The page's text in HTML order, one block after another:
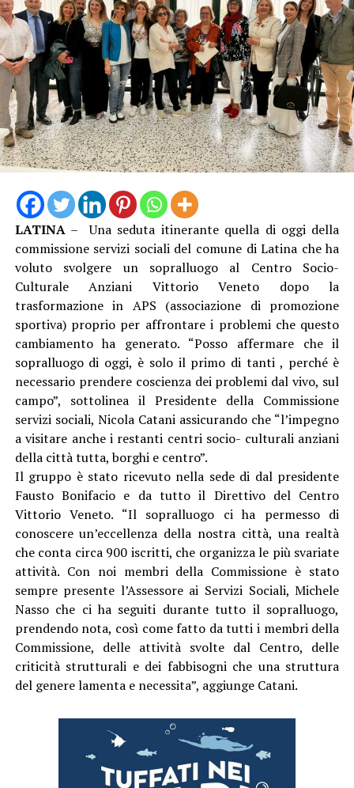
LATINA– Una seduta itinerante quella di oggi della
commissione servizi sociali del comune di Latina che ha
voluto svolgere un sopralluogo al Centro Socio-
Culturale Anziani Vittorio Veneto dopo la
trasformazione in APS (associazione di promozione
sportiva) proprio per affrontare i problemi che questo
cambiamento ha generato. “Posso affermare che il
sopralluogo di oggi, è solo il primo di tanti , perché è
necessario prendere coscienza dei problemi dal vivo, sul
campo”, sottolinea il Presidente della Commissione
servizi sociali, Nicola Catani assicurando che “l’impegno
a visitare anche i restanti centri socio- culturali anziani
della città tutta, borghi e centro”.
Il gruppo è stato ricevuto nella sede di dal presidente
Fausto Bonifacio e da tutto il Direttivo del Centro
Vittorio Veneto. “Il sopralluogo ci ha permesso di
conoscere un’eccellenza della nostra città, una realtà
che conta circa 900 iscritti, che organizza le più svariate
attività. Con noi membri della Commissione è stato
sempre presente l’Assessore ai Servizi Sociali, Michele
Nasso che ci ha seguiti durante tutto il sopralluogo,
prendendo nota, così come fatto da tutti i membri della
Commissione, delle attività svolte dal Centro, delle
criticità strutturali e dei fabbisogni che una struttura
del genere lamenta e necessita”, aggiunge Catani.